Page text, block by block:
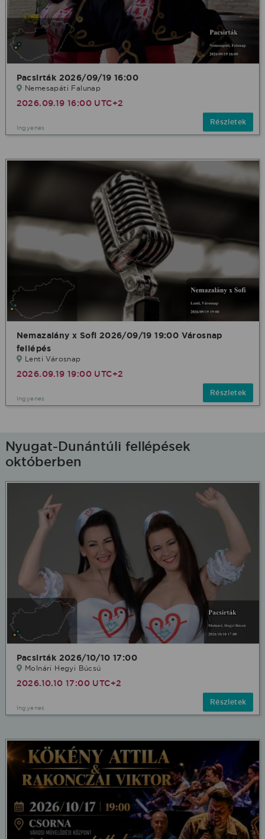
Pacsirták 2026/09/19 16:00
Nemesapáti Falunap
2026.09.19 16:00 UTC+2
Ingyenes
Részletek
Nemazalány x Sofi 2026/09/19 19:00 Városnap
fellépés
Lenti Városnap
2026.09.19 19:00 UTC+2
Ingyenes
Részletek
Nyugat-Dunántúli fellépések
októberben
Pacsirták 2026/10/10 17:00
Molnári Hegyi Búcsú
2026.10.10 17:00 UTC+2
Ingyenes
Részletek